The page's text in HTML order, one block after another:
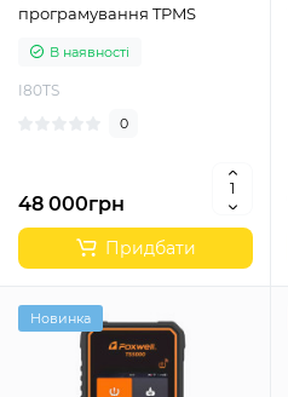
програмування TPMS
В наявності
I80TS
0
48 000грн
Придбати
Новинка